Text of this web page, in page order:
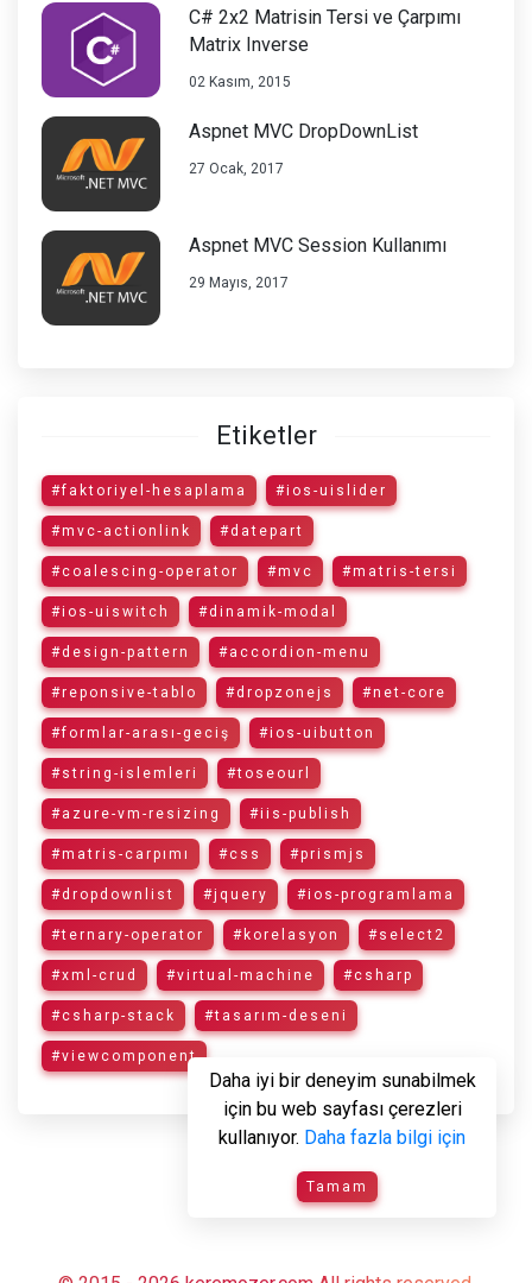
C# 2x2 Matrisin Tersi ve Çarpımı
Matrix Inverse
02 Kasım, 2015
Aspnet MVC DropDownList
27 Ocak, 2017
Aspnet MVC Session Kullanımı
29 Mayıs, 2017
Etiketler
#faktoriyel-hesaplama #ios-uislider
#mvc-actionlink #datepart
#coalescing-operator #mvc #matris-tersi
#ios-uiswitch #dinamik-modal
#design-pattern #accordion-menu
#reponsive-tablo #dropzonejs #net-core
#formlar-arası-geciş #ios-uibutton
#string-islemleri #toseourl
#azure-vm-resizing #iis-publish
#matris-carpımı #css #prismjs
#dropdownlist #jquery #ios-programlama
#ternary-operator #korelasyon #select2
#xml-crud #virtual-machine #csharp
#csharp-stack #tasarım-deseni
#viewcomponent
Daha iyi bir deneyim sunabilmek
için bu web sayfası çerezleri
kullanıyor. Daha fazla bilgi için
Tamam